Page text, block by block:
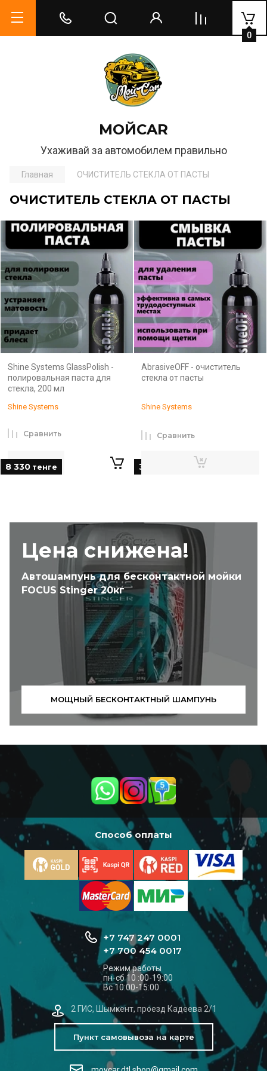
МОЙCAR
Ухаживай за автомобилем правильно
0
Цена снижена!
Автошампунь для бесконтактной мойки
FOCUS Stinger 20кг
МОЩНЫЙ БЕСКОНТАКТНЫЙ ШАМПУНЬ
Главная ОЧИСТИТЕЛЬ СТЕКЛА ОТ ПАСТЫ
ОЧИСТИТЕЛЬ СТЕКЛА ОТ ПАСТЫ
Shine Systems GlassPolish -
полировальная паста для
стекла, 200 мл
Shine Systems
8 330 тенге
Сравнить
AbrasiveOFF - очиститель
стекла от пасты
Shine Systems
3 150
Сравнить
Способ оплаты
+7 747 247 0001
+7 700 454 0017
Режим работы
пн-сб 10 :00-19:00
Вс 10:00-15:00
2 ГИС, Шымкент, проезд Кадеева 2/1
Пункт самовывоза на карте